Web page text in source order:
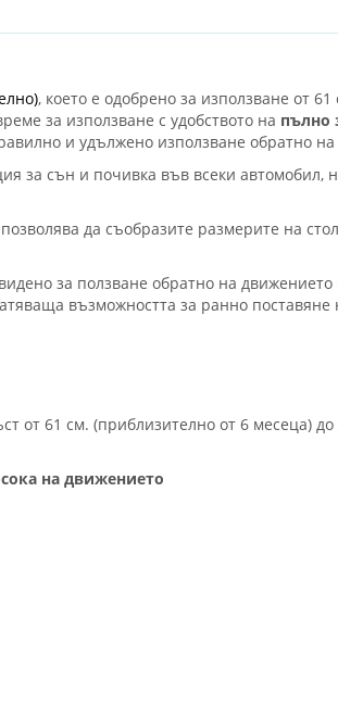
, което е одобрено за използване от
за използване с удобството на пълно
и удължено използване обратно
за сън и почивка във всеки автомобил,
да съобразите размерите на
за ползване обратно на движението
възможността за ранно поставяне
от 61 см. (приблизително от 6 месеца) до
на движението